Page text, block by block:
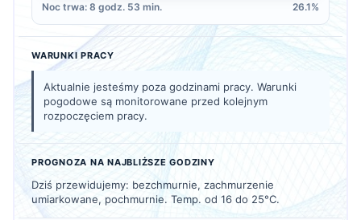
Noc trwa: 8 godz. 53 min. 26.1%
WARUNKI PRACY
Aktualnie jesteśmy poza godzinami pracy. Warunki
pogodowe są monitorowane przed kolejnym
rozpoczęciem pracy.
PROGNOZA NA NAJBLIŻSZE GODZINY
Dziś przewidujemy: bezchmurnie, zachmurzenie
umiarkowane, pochmurnie. Temp. od 16 do 25°C.